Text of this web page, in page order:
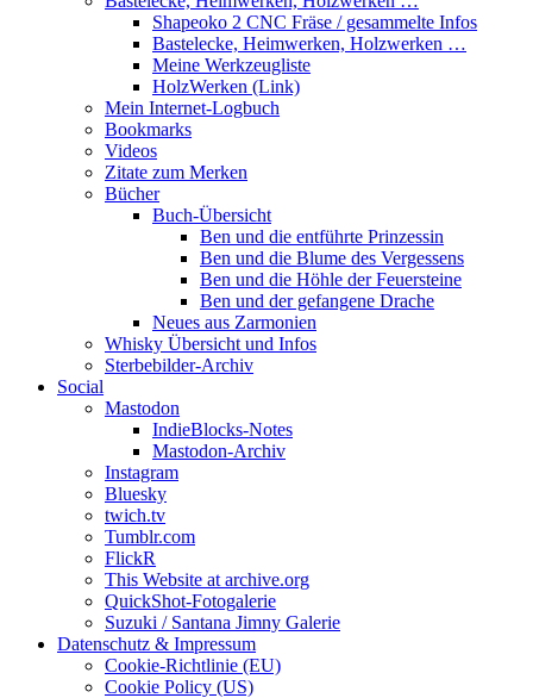
Shapeoko 2 CNC Fräse / gesammelte Infos
Bastelecke, Heimwerken, Holzwerken …
Meine Werkzeugliste
HolzWerken (Link)
Mein Internet-Logbuch
Bookmarks
Videos
Zitate zum Merken
Bücher
Buch-Übersicht
Ben und die entführte Prinzessin
Ben und die Blume des Vergessens
Ben und die Höhle der Feuersteine
Ben und der gefangene Drache
Neues aus Zarmonien
Whisky Übersicht und Infos
Sterbebilder-Archiv
Social
Mastodon
IndieBlocks-Notes
Mastodon-Archiv
Instagram
Bluesky
twich.tv
Tumblr.com
FlickR
This Website at archive.org
QuickShot-Fotogalerie
Suzuki / Santana Jimny Galerie
Datenschutz & Impressum
Cookie-Richtlinie (EU)
Cookie Policy (US)